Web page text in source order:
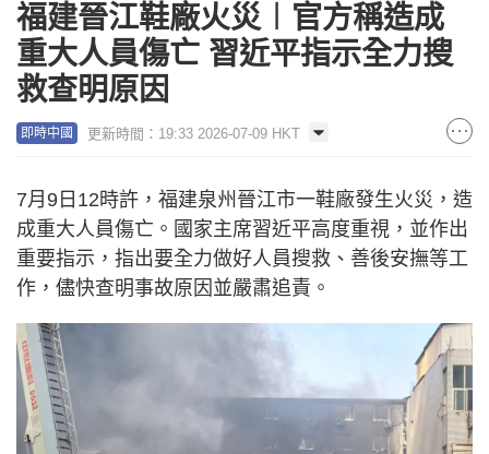
福建晉江鞋廠火災︱官方稱造成
重大人員傷亡 習近平指示全力搜
救查明原因
即時中國 更新時間：19:33 2026-07-09 HKT
7月9日12時許，福建泉州晉江市一鞋廠發生火災，造
成重大人員傷亡。國家主席習近平高度重視，並作出
重要指示，指出要全力做好人員搜救、善後安撫等工
作，儘快查明事故原因並嚴肅追責。